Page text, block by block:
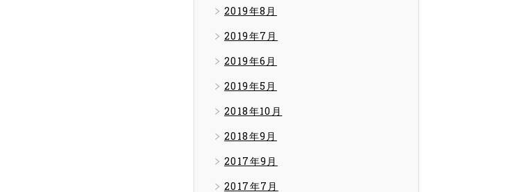
2019年8月
2019年7月
2019年6月
2019年5月
2018年10月
2018年9月
2017年9月
2017年7月